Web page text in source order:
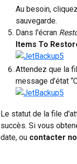
Au besoin,
sauvegarde.
Dans l'écran
Items To
Attendez que la
message d’état
Le statut de la file
succès. Si vous
date, ou contacter